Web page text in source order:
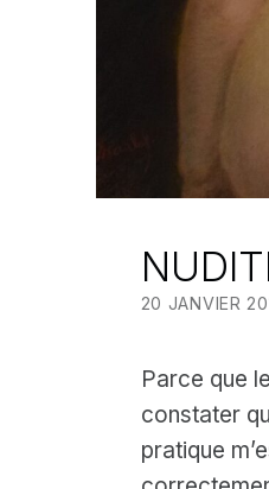
20 JANVIER
Parce que
constater
pratique